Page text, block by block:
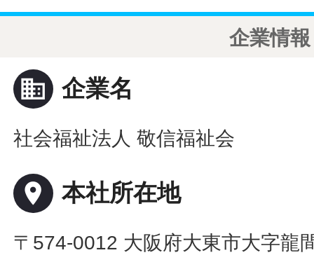
企業情報
business 企業名
社会福祉法人 敬信福祉会
place 本社所在地
〒574-0012 大阪府大東市大字龍